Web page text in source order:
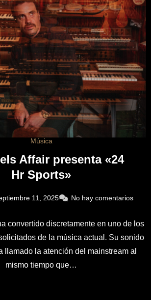
Música
Affair presenta «24
Hr Sports»
11, 2025 No hay comentarios
convertido discretamente en uno de los
de la música actual. Su sonido
llamado la atención del mainstream al
mismo tiempo que…